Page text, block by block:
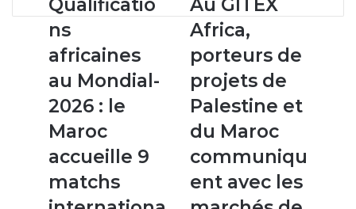
africaines
au
Mondial-
2026
:
le
Maroc
accueille
matchs
internationaux
Qualificatio
ns
africaines
au Mondial-
2026 : le
Maroc
accueille 9
matchs
GITEX
Africa,
porteurs
de
projets
de
Palestine
et
Maroc
communiquent
Au GITEX
Africa,
porteurs de
projets de
Palestine et
du Maroc
communiqu
ent avec les